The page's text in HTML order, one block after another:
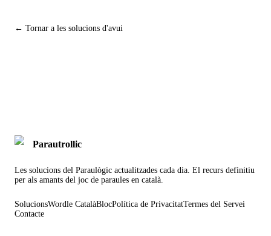
← Tornar a les solucions d'avui
Parautrollic
Les solucions del Paraulògic actualitzades cada dia. El recurs definitiu
per als amants del joc de paraules en català.
SolucionsWordle CatalàBlocPolítica de PrivacitatTermes del Servei
Contacte